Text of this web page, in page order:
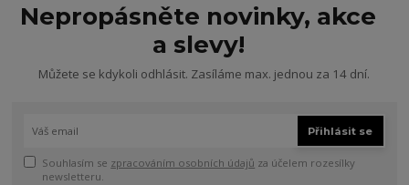
Nepropásněte novinky, akce
a slevy!
Můžete se kdykoli odhlásit. Zasíláme max. jednou za 14 dní.
Přihlásit se
Souhlasím se zpracováním osobních údajů za účelem rozesílky
newsletteru.